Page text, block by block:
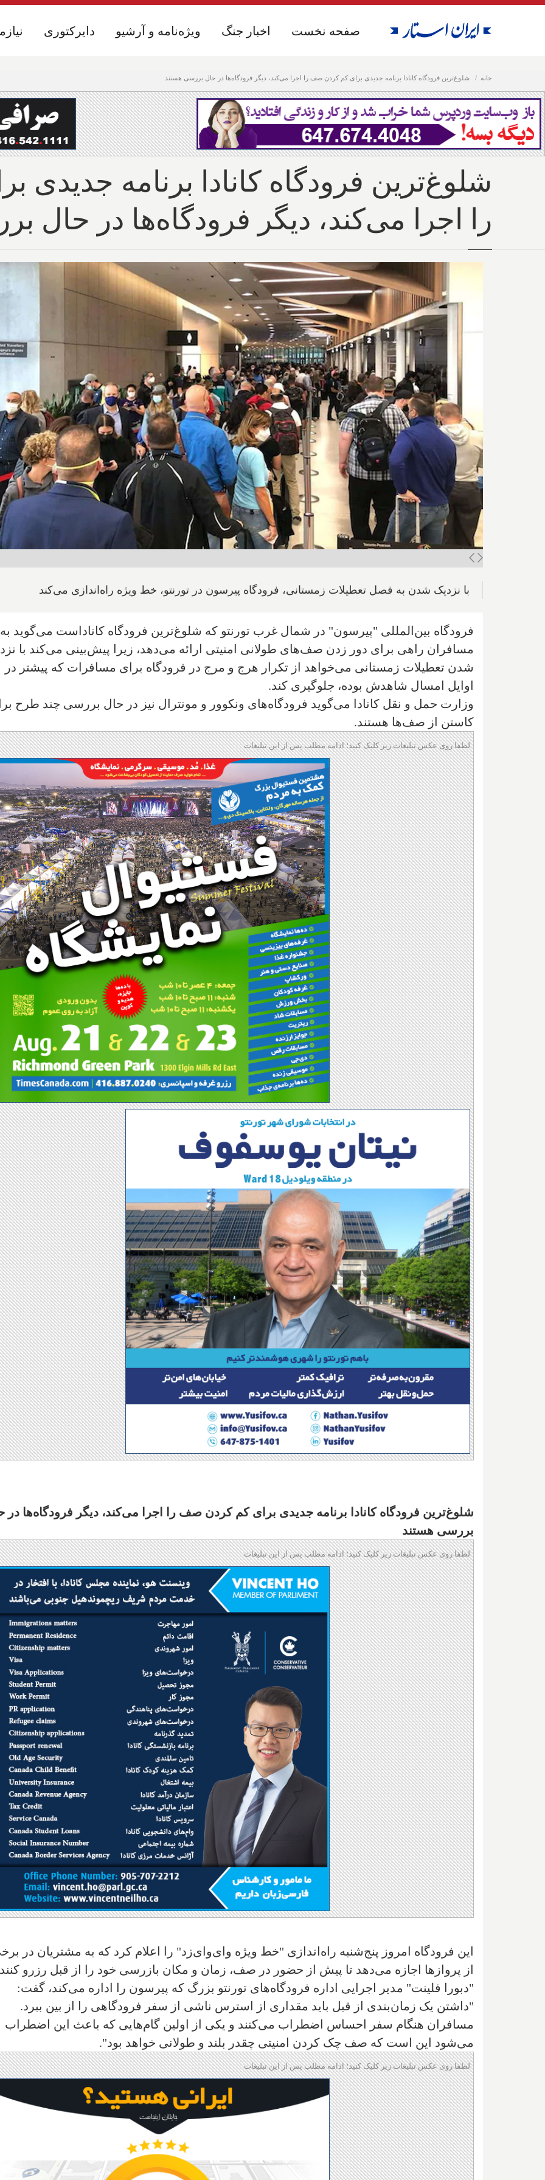
خانه شلوغ‌ترین فرودگاه کانادا برنامه جدیدی برای کم کردن صف را اجرا می‌کند، دیگر فرودگاه‌ها در حال بررسی هستند
دایرکتوری ویژه‌نامه و آرشیو اخبار جنگ صفحه نخست دایرکتوری ویژه‌نامه و آرشیو اخبار جنگ صفحه نخست
شلوغ‌ترین فرودگاه کانادا برنامه
را اجرا می‌کند، دیگر فرودگاه‌ها در حال
با نزدیک شدن به فصل تعطیلات زمستانی، فرودگاه پیرسون در تورنتو، خط ویژه راه‌اندازی می‌کند
فرودگاه بین‌المللی "پیرسون" در شمال غرب تورنتو که شلوغ‌ترین فرودگاه کاناداست می‌گوید به
مسافران راهی برای دور زدن صف‌های طولانی امنیتی ارائه می‌دهد، زیرا پیش‌بینی می‌کند با
شدن تعطیلات زمستانی می‌خواهد از تکرار هرج و مرج در فرودگاه برای مسافرات که پیشتر در
اوایل امسال شاهدش بوده، جلوگیری کند.
وزارت حمل و نقل کانادا می‌گوید فرودگاه‌های ونکوور و مونترال نیز در حال بررسی چند طرح
کاستن از صف‌ها هستند.
لطفا روی عکس تبلیغات زیر کلیک کنید؛ ادامه مطلب پس از این تبلیغات
شلوغ‌ترین فرودگاه کانادا برنامه جدیدی برای کم کردن صف را اجرا می‌کند، دیگر فرودگاه‌ها در
بررسی هستند
لطفا روی عکس تبلیغات زیر کلیک کنید؛ ادامه مطلب پس از این تبلیغات
این فرودگاه امروز پنج‌شنبه راه‌اندازی "خط ویژه وای‌وای‌زد" را اعلام کرد که به مشتریان در
از پروازها اجازه می‌دهد تا پیش از حضور در صف، زمان و مکان بازرسی خود را از قبل رزرو
"دبورا فلینت" مدیر اجرایی اداره فرودگاه‌های تورنتو بزرگ که پیرسون را اداره می‌کند، گفت:
"داشتن یک زمان‌بندی از قبل باید مقداری از استرس ناشی از سفر فرودگاهی را از بین ببرد.
مسافران هنگام سفر احساس اضطراب می‌کنند و یکی از اولین گام‌هایی که باعث این اضطراب
می‌شود این است که صف چک کردن امنیتی چقدر بلند و طولانی خواهد بود".
لطفا روی عکس تبلیغات زیر کلیک کنید؛ ادامه مطلب پس از این تبلیغات